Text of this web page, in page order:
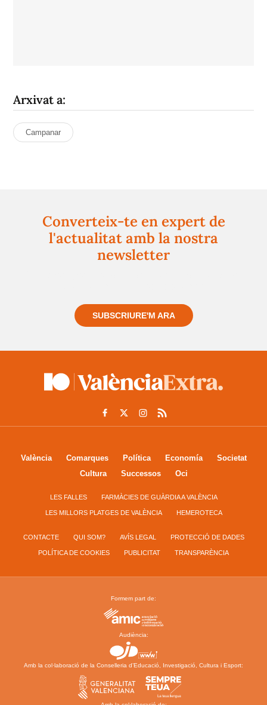
Arxivat a:
Campanar
Converteix-te en expert de
l'actualitat amb la nostra
newsletter
SUBSCRIURE'M ARA
València Comarques Política Economía
Societat
Cultura
Successos Oci
LES FALLES FARMÀCIES DE GUÀRDIA A VALÈNCIA
LES MILLORS PLATGES DE VALÈNCIA HEMEROTECA
CONTACTE QUI SOM? AVÍS LEGAL PROTECCIÓ DE DADES
POLÍTICA DE COOKIES PUBLICITAT TRANSPARÈNCIA
Formem part de:
Audiència:
Amb la col·laboració de la Conselleria d’Educació, Investigació, Cultura i Esport: